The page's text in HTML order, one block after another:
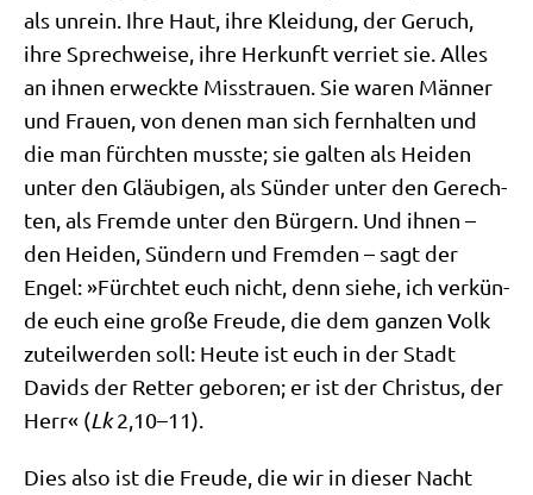
als unrein. Ihre Haut, ihre Klei­dung, der Geruch,
ihre Sprech­wei­se, ihre Her­kunft ver­riet sie. Alles
an ihnen erweck­te Miss­trau­en. Sie waren Män­ner
und Frau­en, von denen man sich fern­hal­ten und
die man fürch­ten muss­te; sie gal­ten als Hei­den
unter den Gläu­bi­gen, als Sün­der unter den Gerech­
ten, als Frem­de unter den Bür­gern. Und ihnen –
den Hei­den, Sün­dern und Frem­den – sagt der
Engel: »Fürch­tet euch nicht, denn sie­he, ich ver­kün­
de euch eine gro­ße Freu­de, die dem gan­zen Volk
zuteil­wer­den soll: Heu­te ist euch in der Stadt
Davids der Ret­ter gebo­ren; er ist der Chri­stus, der
Herr« (Lk2,10–11).
Dies also ist die Freu­de, die wir in die­ser Nacht